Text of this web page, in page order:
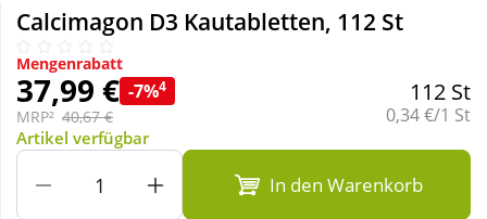
Natur & Homöopathie
Sanitätshaus
Calcimagon D3 Kautabletten, 112 St
Mengenrabatt
37,99 € -7%4
MRP² 40,67 €
112 St
Grundpreis:
0,34 €/1 St
Artikel verfügbar
In den Warenkorb